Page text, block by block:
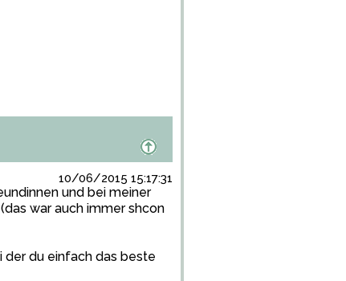
10/06/2015 15:17:31
und bei meiner
war auch immer shcon
der du einfach das beste